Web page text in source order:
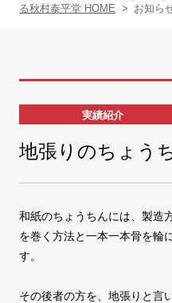
FAX注文
る秋村泰平堂 HOME > お知ら
実績紹介
地張りのちょう
和紙のちょうちんには、製造
を巻く方法と一本一本骨を輪
す。
その後者の方を、地張りと言